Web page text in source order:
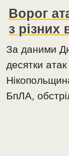
Ворог
з різних
За даними
десятки
БпЛА,